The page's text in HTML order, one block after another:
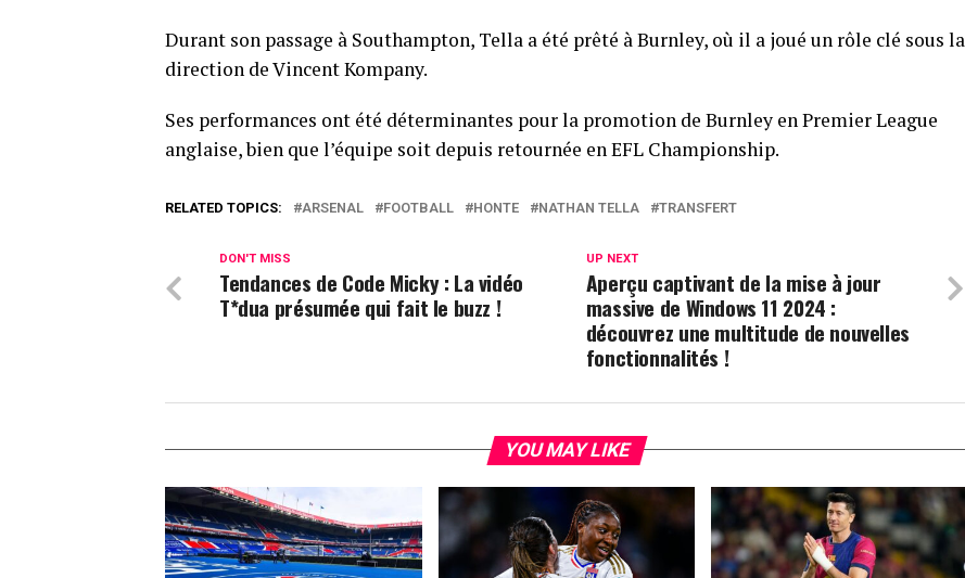
Durant son passage à Southampton, Tella a été prêté à Burnley, où il a joué un rôle clé sous la
direction de Vincent Kompany.
Ses performances ont été déterminantes pour la promotion de Burnley en Premier League
anglaise, bien que l’équipe soit depuis retournée en EFL Championship.
RELATED TOPICS: ARSENAL FOOTBALL HONTE NATHAN TELLA TRANSFERT
UP NEXT
Aperçu captivant de la mise à jour
massive de Windows 11 2024 :
découvrez une multitude de nouvelles
fonctionnalités !
DON'T MISS
Tendances de Code Micky : La vidéo
T*dua présumée qui fait le buzz !
YOU MAY LIKE